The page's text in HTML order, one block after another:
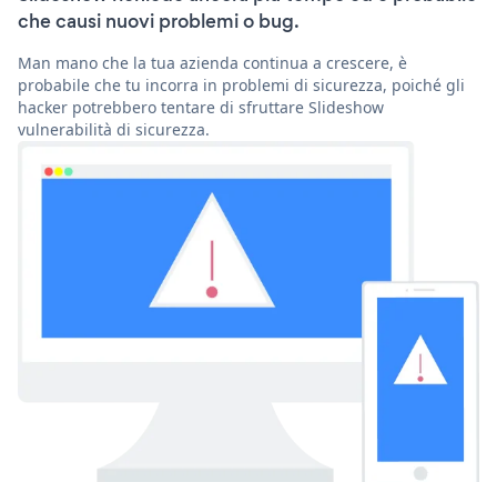
che causi nuovi problemi o bug.
Man mano che la tua azienda continua a crescere, è
probabile che tu incorra in problemi di sicurezza, poiché gli
hacker potrebbero tentare di sfruttare Slideshow
vulnerabilità di sicurezza.